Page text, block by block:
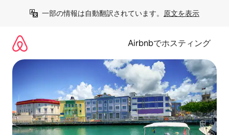
一部の情報は自動翻訳されています。 原文を表示
Airbnbでホスティング